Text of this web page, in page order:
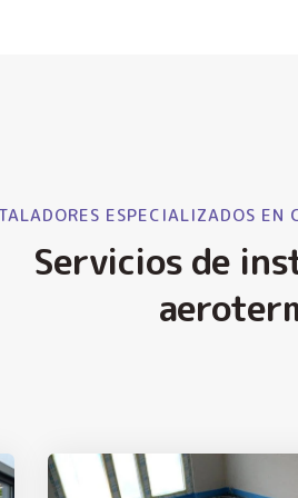
ESPECIALIZADOS
Servicios de